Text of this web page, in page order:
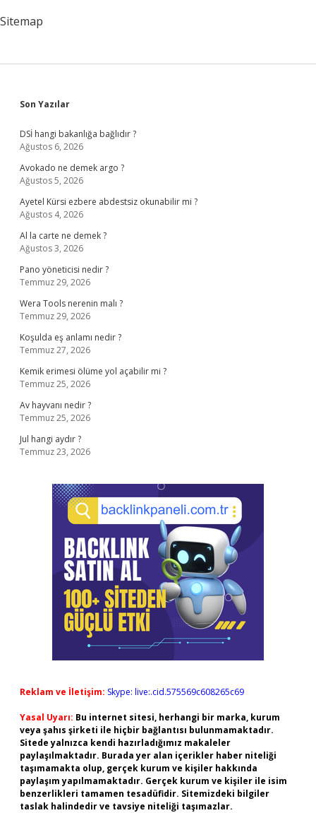
Sitemap
Sidebar
Son Yazılar
DSİ hangi bakanlığa bağlıdır ?
Ağustos 6, 2026
Avokado ne demek argo ?
Ağustos 5, 2026
Ayetel Kürsi ezbere abdestsiz okunabilir mi ?
Ağustos 4, 2026
Al la carte ne demek ?
Ağustos 3, 2026
Pano yöneticisi nedir ?
Temmuz 29, 2026
Wera Tools nerenin malı ?
Temmuz 29, 2026
Koşulda eş anlamı nedir ?
Temmuz 27, 2026
Kemik erimesi ölüme yol açabilir mi ?
Temmuz 25, 2026
Av hayvanı nedir ?
Temmuz 25, 2026
Jul hangi aydır ?
Temmuz 23, 2026
Reklam ve İletişim: Skype: live:.cid.575569c608265c69
Yasal Uyarı: Bu internet sitesi, herhangi bir marka, kurum
veya şahıs şirketi ile hiçbir bağlantısı bulunmamaktadır.
Sitede yalnızca kendi hazırladığımız makaleler
paylaşılmaktadır. Burada yer alan içerikler haber niteliği
taşımamakta olup, gerçek kurum ve kişiler hakkında
paylaşım yapılmamaktadır. Gerçek kurum ve kişiler ile isim
benzerlikleri tamamen tesadüfidir. Sitemizdeki bilgiler
taslak halindedir ve tavsiye niteliği taşımazlar.